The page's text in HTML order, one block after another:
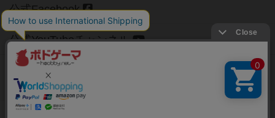
公式Facebook
公式YouTubeチャンネル